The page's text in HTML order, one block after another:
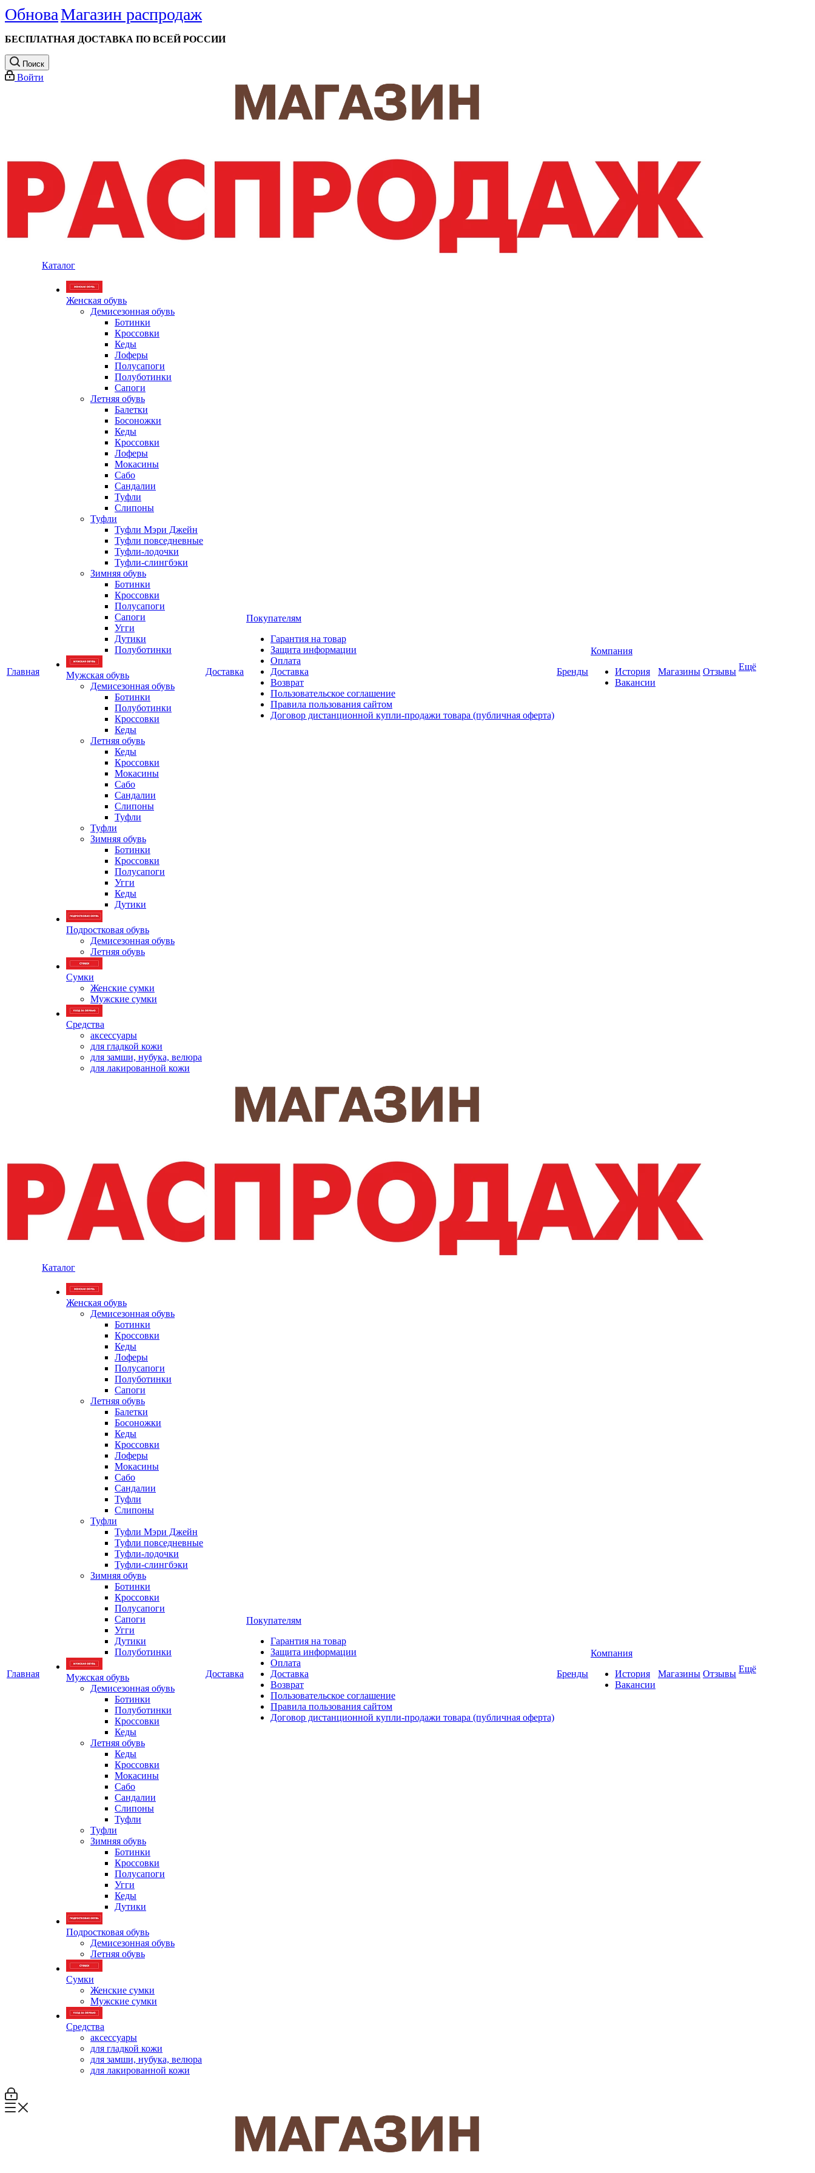
ОбноваМагазин распродаж
БЕСПЛАТНАЯ ДОСТАВКА ПО ВСЕЙ РОССИИ
Поиск
Войти
Главная
Каталог
Женская обувь
Демисезонная обувь
Ботинки
Кроссовки
Кеды
Лоферы
Полусапоги
Полуботинки
Сапоги
Летняя обувь
Балетки
Босоножки
Кеды
Кроссовки
Лоферы
Мокасины
Сабо
Сандалии
Туфли
Слипоны
Туфли
Туфли Мэри Джейн
Туфли повседневные
Туфли-лодочки
Туфли-слингбэки
Зимняя обувь
Ботинки
Кроссовки
Полусапоги
Сапоги
Угги
Дутики
Полуботинки
Мужская обувь
Демисезонная обувь
Ботинки
Полуботинки
Кроссовки
Кеды
Летняя обувь
Кеды
Кроссовки
Мокасины
Сабо
Сандалии
Слипоны
Туфли
Туфли
Зимняя обувь
Ботинки
Кроссовки
Полусапоги
Угги
Кеды
Дутики
Подростковая обувь
Демисезонная обувь
Летняя обувь
Сумки
Женские сумки
Мужские сумки
Средства
аксессуары
для гладкой кожи
для замши, нубука, велюра
для лакированной кожи
Доставка
Покупателям
Гарантия на товар
Защита информации
Оплата
Доставка
Возврат
Пользовательское соглашение
Правила пользования сайтом
Договор дистанционной купли-продажи товара (публичная оферта)
Бренды
Компания
История
Вакансии
Магазины Отзывы Ещё
Главная
Каталог
Женская обувь
Демисезонная обувь
Ботинки
Кроссовки
Кеды
Лоферы
Полусапоги
Полуботинки
Сапоги
Летняя обувь
Балетки
Босоножки
Кеды
Кроссовки
Лоферы
Мокасины
Сабо
Сандалии
Туфли
Слипоны
Туфли
Туфли Мэри Джейн
Туфли повседневные
Туфли-лодочки
Туфли-слингбэки
Зимняя обувь
Ботинки
Кроссовки
Полусапоги
Сапоги
Угги
Дутики
Полуботинки
Мужская обувь
Демисезонная обувь
Ботинки
Полуботинки
Кроссовки
Кеды
Летняя обувь
Кеды
Кроссовки
Мокасины
Сабо
Сандалии
Слипоны
Туфли
Туфли
Зимняя обувь
Ботинки
Кроссовки
Полусапоги
Угги
Кеды
Дутики
Подростковая обувь
Демисезонная обувь
Летняя обувь
Сумки
Женские сумки
Мужские сумки
Средства
аксессуары
для гладкой кожи
для замши, нубука, велюра
для лакированной кожи
Доставка
Покупателям
Гарантия на товар
Защита информации
Оплата
Доставка
Возврат
Пользовательское соглашение
Правила пользования сайтом
Договор дистанционной купли-продажи товара (публичная оферта)
Бренды
Компания
История
Вакансии
Магазины Отзывы Ещё